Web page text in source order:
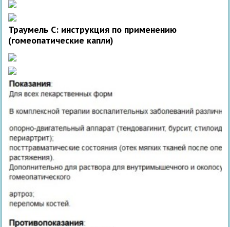
Траумель С: инструкция по применению
(гомеопатические капли)